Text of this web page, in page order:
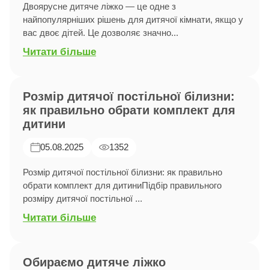
Двоярусне дитяче ліжко — це одне з
найпопулярніших рішень для дитячої кімнати, якщо у
вас двоє дітей. Це дозволяє значно...
Читати більше
Розмір дитячої постільної білизни:
як правильно обрати комплект для
дитини
05.08.2025 1352
Розмір дитячої постільної білизни: як правильно
обрати комплект для дитиниПідбір правильного
розміру дитячої постільної ...
Читати більше
Обираємо дитяче ліжко